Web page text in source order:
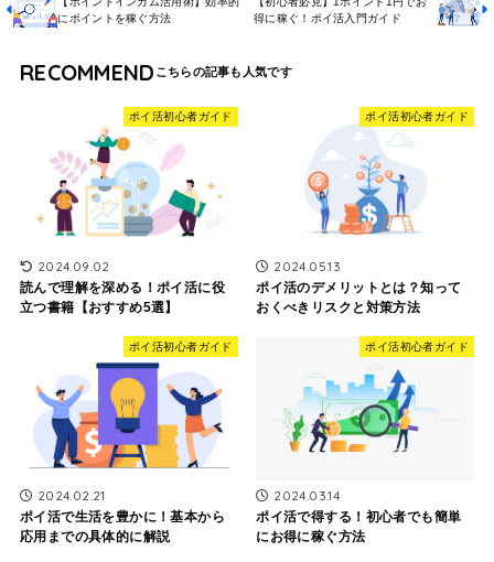
にポイントを稼ぐ方法
得に稼ぐ！ポイ活入門ガイド
RECOMMEND
ポイ活初心者ガイド
2024.09.02
読んで理解を深める！ポイ活に役
立つ書籍【おすすめ5選】
ポイ活初心者ガイド
2024.05.13
ポイ活のデメリットとは？知って
おくべきリスクと対策方法
ポイ活初心者ガイド
2024.02.21
ポイ活で生活を豊かに！基本から
応用までの具体的に解説
ポイ活初心者ガイド
2024.03.14
ポイ活で得する！初心者でも簡単
にお得に稼ぐ方法